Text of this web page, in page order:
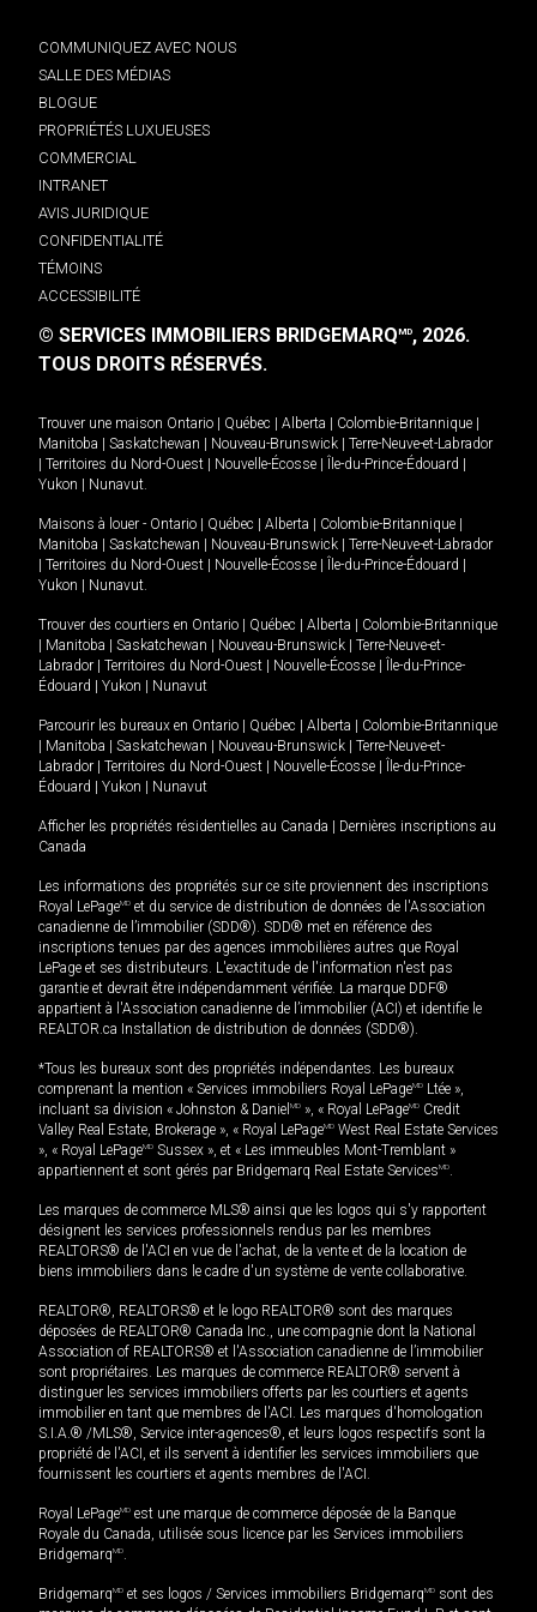
COMMUNIQUEZ AVEC NOUS
SALLE DES MÉDIAS
BLOGUE
PROPRIÉTÉS LUXUEUSES
COMMERCIAL
INTRANET
AVIS JURIDIQUE
CONFIDENTIALITÉ
TÉMOINS
ACCESSIBILITÉ
© SERVICES IMMOBILIERS BRIDGEMARQMD, 2026.
TOUS DROITS RÉSERVÉS.
Trouver une maison Ontario Québec Alberta Colombie-Britannique
Manitoba
Saskatchewan Nouveau-Brunswick
Terre-Neuve-et-Labrador
Territoires du Nord-Ouest Nouvelle-Écosse Île-du-Prince-Édouard
Yukon
Nunavut.
Maisons à louer - Ontario Québec Alberta Colombie-Britannique
Manitoba
Saskatchewan Nouveau-Brunswick
Terre-Neuve-et-Labrador
Territoires du Nord-Ouest Nouvelle-Écosse Île-du-Prince-Édouard
Yukon
Nunavut.
Trouver des courtiers en Ontario Québec Alberta
Colombie-Britannique
Manitoba Saskatchewan Nouveau-Brunswick
Terre-Neuve-et-
Labrador
Territoires du Nord-Ouest Nouvelle-Écosse
Île-du-Prince-
Édouard
Yukon Nunavut
Parcourir les bureaux en Ontario Québec Alberta
Colombie-Britannique
Manitoba Saskatchewan Nouveau-Brunswick
Terre-Neuve-et-
Labrador
Territoires du Nord-Ouest Nouvelle-Écosse
Île-du-Prince-
Édouard
Yukon Nunavut
Afficher les propriétés résidentielles au Canada
Dernières inscriptions au
Canada
Les informations des propriétés sur ce site proviennent des inscriptions
Royal LePageMD et du service de distribution de données de l'Association
canadienne de l’immobilier (SDD®). SDD® met en référence des
inscriptions tenues par des agences immobilières autres que Royal
LePage et ses distributeurs. L'exactitude de l'information n'est pas
garantie et devrait être indépendamment vérifiée. La marque DDF®
appartient à l'Association canadienne de l’immobilier (ACI) et identifie le
REALTOR.ca Installation de distribution de données (SDD®).
*Tous les bureaux sont des propriétés indépendantes. Les bureaux
comprenant la mention « Services immobiliers Royal LePageMD Ltée »,
incluant sa division « Johnston & Daniel MD », « Royal LePageMD Credit
Valley Real Estate, Brokerage », « Royal LePageMD West Real Estate Services
», « Royal LePageMD Sussex », et « Les immeubles Mont-Tremblant »
appartiennent et sont gérés par Bridgemarq Real Estate ServicesMD.
Les marques de commerce MLS® ainsi que les logos qui s'y rapportent
désignent les services professionnels rendus par les membres
REALTORS® de l'ACI en vue de l'achat, de la vente et de la location de
biens immobiliers dans le cadre d'un système de vente collaborative.
REALTOR®, REALTORS® et le logo REALTOR® sont des marques
déposées de REALTOR® Canada Inc., une compagnie dont la National
Association of REALTORS® et l'Association canadienne de l’immobilier
sont propriétaires. Les marques de commerce REALTOR® servent à
distinguer les services immobiliers offerts par les courtiers et agents
immobilier en tant que membres de l'ACI. Les marques d'homologation
S.I.A.® /MLS®, Service inter-agences®, et leurs logos respectifs sont la
propriété de l'ACI, et ils servent à identifier les services immobiliers que
fournissent les courtiers et agents membres de l'ACI.
Royal LePageMD est une marque de commerce déposée de la Banque
Royale du Canada, utilisée sous licence par les Services immobiliers
BridgemarqMD.
BridgemarqMD et ses logos / Services immobiliers BridgemarqMD sont des